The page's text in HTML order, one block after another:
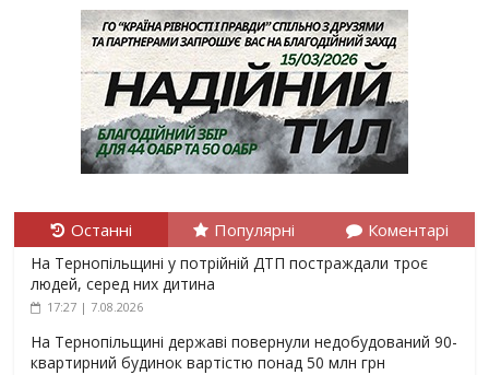
Останні Популярні Коментарі
На Тернопільщині у потрійній ДТП постраждали троє
людей, серед них дитина
17:27 | 7.08.2026
На Тернопільщині державі повернули недобудований 90-
квартирний будинок вартістю понад 50 млн грн